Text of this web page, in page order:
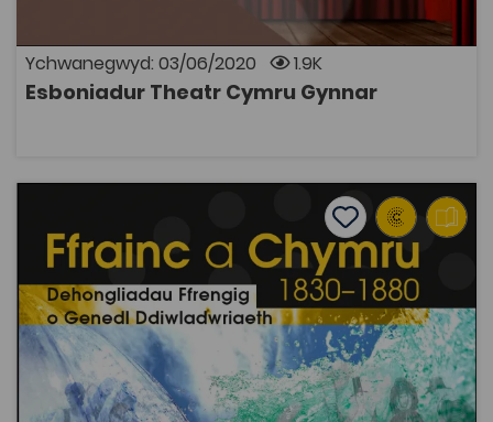
Ychwanegwyd: 03/06/2020 1.9K
Esboniadur Theatr Cymru Gynnar
Gwynfe Evans J. O. Francis W. J. Gruffydd Howard de
Walden J. Tywi Jones T. Gwynn Jones Thomas Parry D.
Matthew Williams
Ffrainc a Cymru 1830–1880: Dehongliadau Ffrengig o
Add to favourites
Dyddiad cyhoeddi: 2015 Add to favourites
Ffrainc a Cymru 1830–1880: Dehongliadau
Ffrengig o Genedl Ddiwladwriaeth – Paul
O'Leary
2.2K
Tagiau
Hanes Ieithoedd Adnodd Coleg Cymraeg